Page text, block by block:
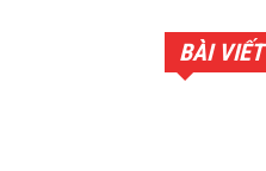
BÀI